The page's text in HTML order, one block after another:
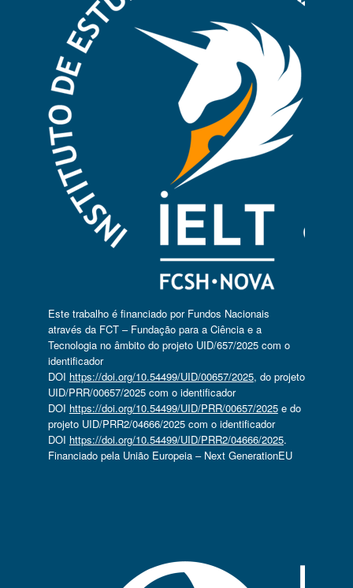
Este trabalho é financiado por Fundos Nacionais
através da FCT – Fundação para a Ciência e a
Tecnologia no âmbito do projeto UID/657/2025 com o
identificador
DOI https://doi.org/10.54499/UID/00657/2025, do projeto
UID/PRR/00657/2025 com o identificador
DOI https://doi.org/10.54499/UID/PRR/00657/2025e do
projeto UID/PRR2/04666/2025 com o identificador
DOI https://doi.org/10.54499/UID/PRR2/04666/2025.
Financiado pela União Europeia – Next GenerationEU